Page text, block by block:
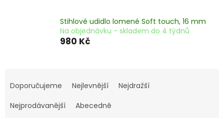
Stihlové udidlo lomené Soft touch, 16 mm
Na objednávku - skladem do 4 týdnů
980 Kč
a
e
Doporučujeme Nejlevnější
Nejdražší
Nejprodávanější
Abecedně